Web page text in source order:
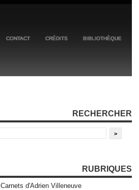
CONTACT CRÉDITS BIBLIOTHÈQUE
RECHERCHER
RUBRIQUES
Carnets d'Adrien Villeneuve